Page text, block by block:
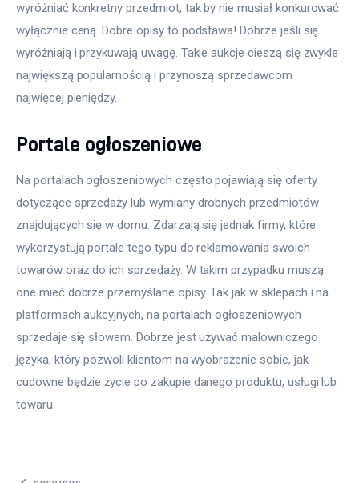
wyróżniać konkretny przedmiot, tak by nie musiał konkurować
wyłącznie ceną. Dobre opisy to podstawa! Dobrze jeśli się
wyróżniają i przykuwają uwagę. Takie aukcje cieszą się zwykle
największą popularnością i przynoszą sprzedawcom
najwięcej pieniędzy.
Portale ogłoszeniowe
Na portalach ogłoszeniowych często pojawiają się oferty
dotyczące sprzedaży lub wymiany drobnych przedmiotów
znajdujących się w domu. Zdarzają się jednak firmy, które
wykorzystują portale tego typu do reklamowania swoich
towarów oraz do ich sprzedaży. W takim przypadku muszą
one mieć dobrze przemyślane opisy. Tak jak w sklepach i na
platformach aukcyjnych, na portalach ogłoszeniowych
sprzedaje się słowem. Dobrze jest używać malowniczego
języka, który pozwoli klientom na wyobrażenie sobie, jak
cudowne będzie życie po zakupie danego produktu, usługi lub
towaru.